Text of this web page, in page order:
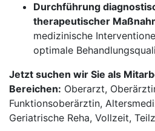
Durchführung
therapeutischer
medizinische
optimale
Jetzt suchen wir Sie als
Bereichen: Oberarzt,
Funktionsoberärztin,
Geriatrische Reha, Vollzeit,